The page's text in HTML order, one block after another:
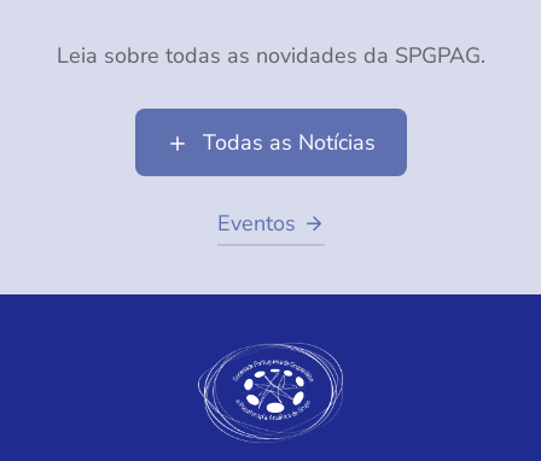
Leia sobre todas as novidades da SPGPAG.
Todas as Notícias
Eventos